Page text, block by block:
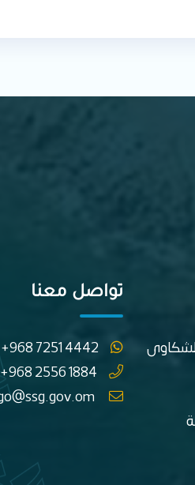
تواصل معنا
+968 7251 4442
+968 2556 1884